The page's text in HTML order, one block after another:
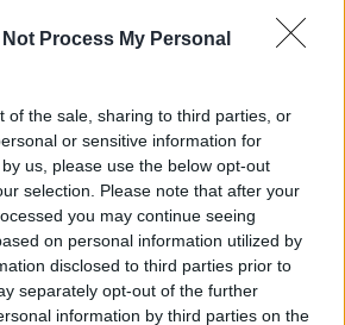
Not Process My Personal
of the sale, sharing to third parties, or
or sensitive information for
us, please use the below opt-out
selection. Please note that after your
you may continue seeing
on personal information utilized by
disclosed to third parties prior to
separately opt-out of the further
information by third parties on the
de transporte público. Su valor se
hogar, con una bonificación de
de cuidados familiares
para el cuidado familiar,
son contribuciones económicas